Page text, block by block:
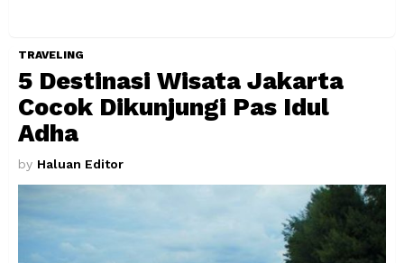
TRAVELING
5 Destinasi Wisata Jakarta
Cocok Dikunjungi Pas Idul
Adha
by Haluan Editor